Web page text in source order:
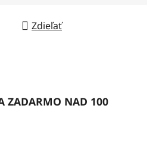
Zdieľať
ZADARMO NAD 100